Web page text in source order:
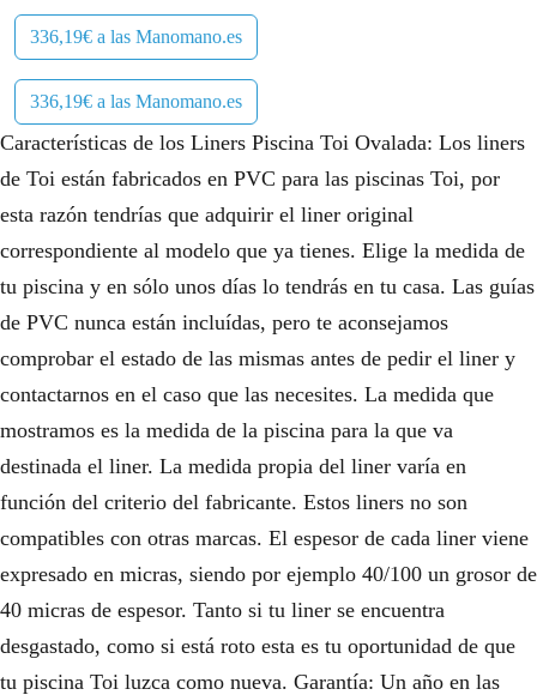
336,19€ a las Manomano.es
336,19€ a las Manomano.es
Características de los Liners Piscina Toi Ovalada: Los liners
de Toi están fabricados en PVC para las piscinas Toi, por
esta razón tendrías que adquirir el liner original
correspondiente al modelo que ya tienes. Elige la medida de
tu piscina y en sólo unos días lo tendrás en tu casa. Las guías
de PVC nunca están incluídas, pero te aconsejamos
comprobar el estado de las mismas antes de pedir el liner y
contactarnos en el caso que las necesites. La medida que
mostramos es la medida de la piscina para la que va
destinada el liner. La medida propia del liner varía en
función del criterio del fabricante. Estos liners no son
compatibles con otras marcas. El espesor de cada liner viene
expresado en micras, siendo por ejemplo 40/100 un grosor de
40 micras de espesor. Tanto si tu liner se encuentra
desgastado, como si está roto esta es tu oportunidad de que
tu piscina Toi luzca como nueva. Garantía: Un año en las